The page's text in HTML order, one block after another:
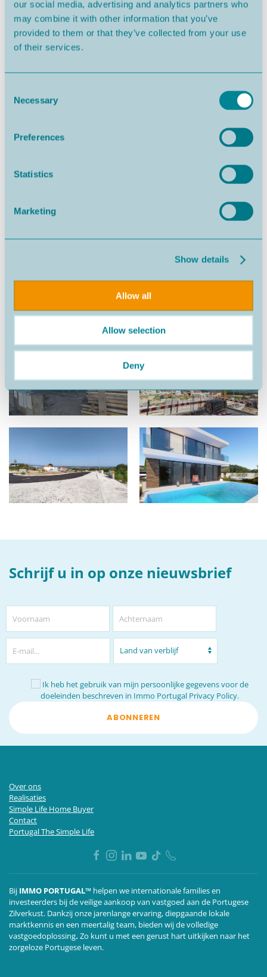
our social media, advertising and analytics partners who
may combine it with other information that you’ve
provided to them or that they’ve collected from your use
of their services.
Selection
Necessary
Preferences
Statistics
Marketing
Show details
Allow all
Allow selection
Deny
Schrijf u in op onze nieuwsbrief
Ik heb het gebruik van mijn persoonlijke gegevens voor de
doeleinden beschreven in Immo Portugal Privacy Policy.
ABONNEREN
Over ons
Realisaties
Simple Life Home Buyer
Contact
Portugal The Simple Life
Bij IMMO PORTUGAL™ helpen we internationale families en
investeerders bij de veilige aankoop van vastgoed aan de Portugese
Zilverkust. Dankzij onze jarenlange ervaring, diepgaande lokale
marktkennis en een meertalig team, bieden wij de volledige
vastgoedoplossing.Zo kunt u met een gerust hart uitkijken naar het
zorgeloze Portugese leven.